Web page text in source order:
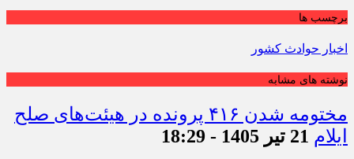
برچسب ها
اخبار حوادث کشور
نوشته های مشابه
مختومه شدن ۴۱۶ پرونده در هیئت‌های صلح
ایلام 21 تیر 1405 - 18:29